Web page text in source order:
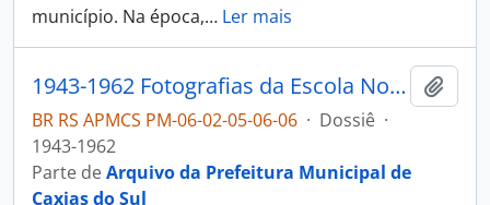
município. Na época,… Ler mais
1943-1962 Fotografias da Escola Normal Duque de Caxias
BR RS APMCS PM-06-02-05-06-06 · Dossiê ·
1943-1962
Parte deArquivo da Prefeitura Municipal de
Caxias do Sul